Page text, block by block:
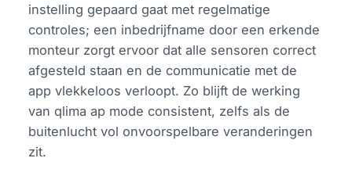
instelling gepaard gaat met regelmatige
controles; een inbedrijfname door een erkende
monteur zorgt ervoor dat alle sensoren correct
afgesteld staan en de communicatie met de
app vlekkeloos verloopt. Zo blijft de werking
van qlima ap mode consistent, zelfs als de
buitenlucht vol onvoorspelbare veranderingen
zit.